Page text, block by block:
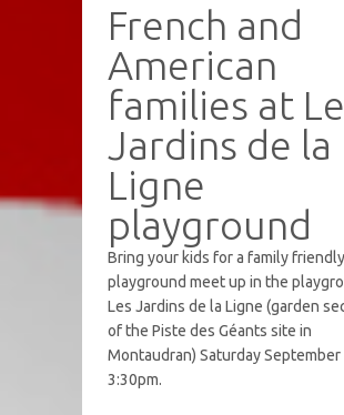
French and
American
families at
Jardins de la
Ligne
playground
Bring your kids for a family friendly
playground meet up in the
Les Jardins de la Ligne (garden
of the Piste des Géants site in
Montaudran) Saturday September
3:30pm.